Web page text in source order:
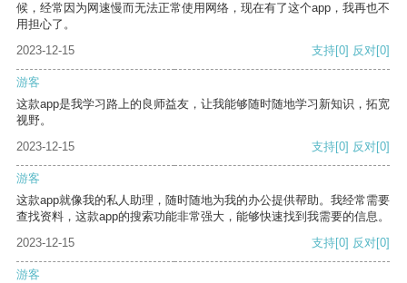
候，经常因为网速慢而无法正常使用网络，现在有了这个app，我再也不
用担心了。
2023-12-15
支持[0] 反对[0]
游客
这款app是我学习路上的良师益友，让我能够随时随地学习新知识，拓宽
视野。
2023-12-15
支持[0] 反对[0]
游客
这款app就像我的私人助理，随时随地为我的办公提供帮助。我经常需要
查找资料，这款app的搜索功能非常强大，能够快速找到我需要的信息。
2023-12-15
支持[0] 反对[0]
游客